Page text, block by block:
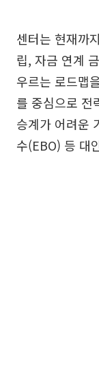
센터는 현재까
립, 자금 연계
우르는 로드맵
를 중심으로 전
승계가 어려운
수(EBO) 등 대